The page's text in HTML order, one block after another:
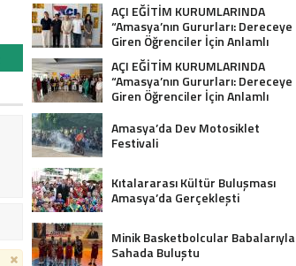
AÇI EĞİTİM KURUMLARINDA
“Amasya’nın Gururları: Dereceye
Giren Öğrenciler İçin Anlamlı
Tören”
AÇI EĞİTİM KURUMLARINDA
“Amasya’nın Gururları: Dereceye
Giren Öğrenciler İçin Anlamlı
Amasya’da Dev Motosiklet
Festivali
Kıtalararası Kültür Buluşması
Amasya’da Gerçekleşti
Minik Basketbolcular Babalarıyla
Sahada Buluştu